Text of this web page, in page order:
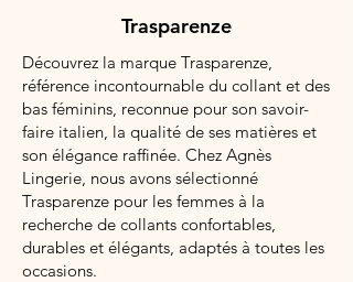
Trasparenze
Découvrez la marque Trasparenze,
référence incontournable du collant et des
bas féminins, reconnue pour son savoir-
faire italien, la qualité de ses matières et
son élégance raffinée. Chez Agnès
Lingerie, nous avons sélectionné
Trasparenze pour les femmes à la
recherche de collants confortables,
durables et élégants, adaptés à toutes les
occasions.